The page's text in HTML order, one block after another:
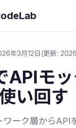
年3月12日(更新:
APIモ
い回す
ワーク層からAPI